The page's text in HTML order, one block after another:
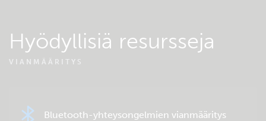
Hyödyllisiä resursseja
VIANMÄÄRITYS
Bluetooth-yhteysongelmien vianmääritys